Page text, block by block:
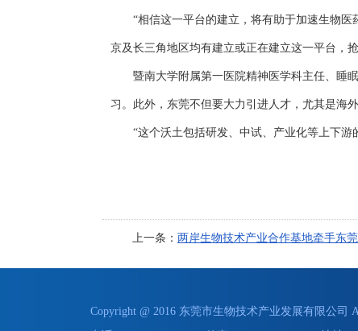
“相信这一平台的建立，将有助于加速生物医
京及长三角地区均有建立或正在建立这一平台，抢
暨南大学附属第一医院精神医学科主任、睡眠
习。此外，东莞不但要大力引进人才，尤其是海
“这个沃土包括研发、中试、产业化等上下游
上一条： 两岸生物技术产业合作基地牵手东
Copyright @ 2016 东莞市生物技术产业发展有限公